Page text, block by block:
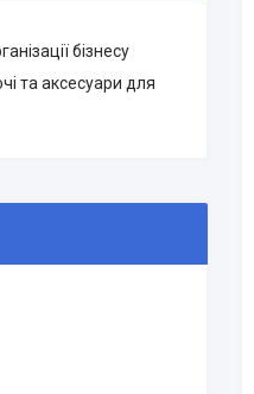
бізнесу
та аксесуари для